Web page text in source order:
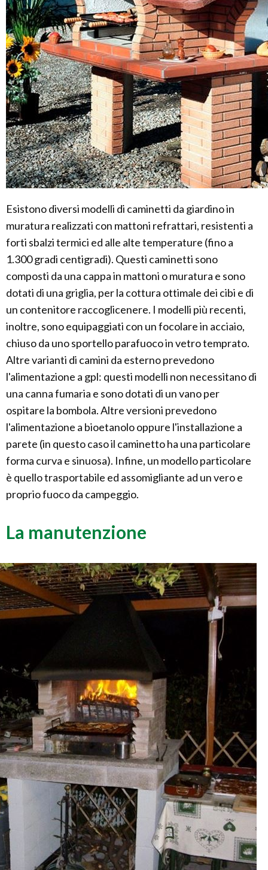
Esistono diversi modelli di caminetti da giardino in
muratura realizzati con mattoni refrattari, resistenti a
forti sbalzi termici ed alle alte temperature (fino a
1.300 gradi centigradi). Questi caminetti sono
composti da una cappa in mattoni o muratura e sono
dotati di una griglia, per la cottura ottimale dei cibi e di
un contenitore raccoglicenere. I modelli più recenti,
inoltre, sono equipaggiati con un focolare in acciaio,
chiuso da uno sportello parafuoco in vetro temprato.
Altre varianti di camini da esterno prevedono
l'alimentazione a gpl: questi modelli non necessitano di
una canna fumaria e sono dotati di un vano per
ospitare la bombola. Altre versioni prevedono
l'alimentazione a bioetanolo oppure l'installazione a
parete (in questo caso il caminetto ha una particolare
forma curva e sinuosa). Infine, un modello particolare
è quello trasportabile ed assomigliante ad un vero e
proprio fuoco da campeggio.
La manutenzione